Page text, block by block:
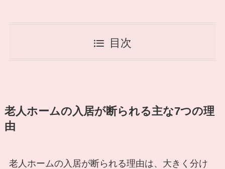
目次
老人ホームの入居が断られる主な7つの理
由
老人ホームの入居が断られる理由は、大きく分け